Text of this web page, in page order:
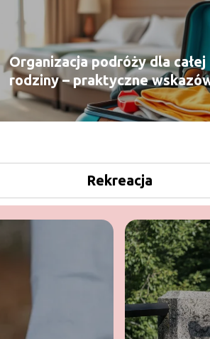
Organizacja podróży dla całej
rodziny – praktyczne
Rekreacja